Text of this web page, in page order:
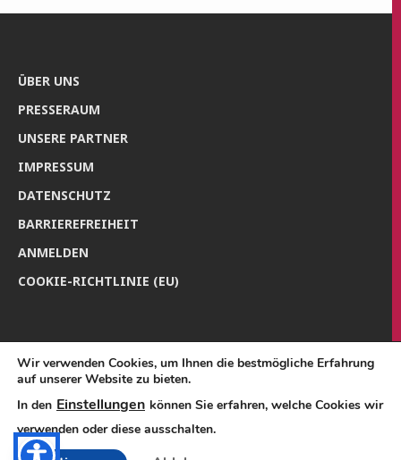
ÜBER UNS
PRES­SE­RAUM
UNSE­RE PARTNER
IMPRES­SUM
DATEN­SCHUTZ
BAR­RIE­RE­FREI­HEIT
ANMEL­DEN
COO­KIE-RICH­T­­LI­­NIE (EU)
Wir verwenden Cookies, um Ihnen die bestmögliche Erfahrung
auf unserer Website zu bieten.
In den Einstellungen können Sie erfahren, welche Cookies wir
verwenden oder diese ausschalten.